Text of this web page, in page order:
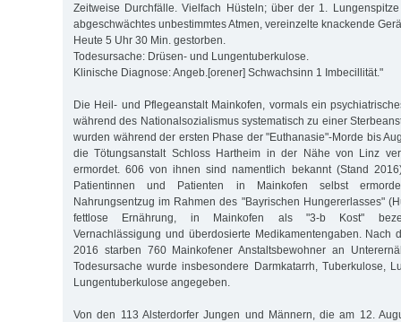
Zeitweise Durchfälle. Vielfach Hüsteln; über der 1.
abgeschwächtes unbestimmtes Atmen, vereinzelte knackende
Heute 5 Uhr 30 Min. gestorben.
Todesursache: Drüsen- und Lungentuberkulose.
Klinische Diagnose: Angeb.[orener] Schwachsinn 1 Imbecillität."
Die Heil- und Pflegeanstalt Mainkofen, vormals ein
während des Nationalsozialismus systematisch zu einer
wurden während der ersten Phase der "Euthanasie"-Morde bis
die Tötungsanstalt Schloss Hartheim in der Nähe von Linz
ermordet. 606 von ihnen sind namentlich bekannt (Stand
Patientinnen und Patienten in Mainkofen selbst
Nahrungsentzug im Rahmen des "Bayrischen Hungererlasses"
fettlose Ernährung, in Mainkofen als "3-b Kost"
Vernachlässigung und überdosierte Medikamentengaben. Nach
2016 starben 760 Mainkofener Anstaltsbewohner an
Todesursache wurde insbesondere Darmkatarrh, Tuberkulose,
Lungentuberkulose angegeben.
Von den 113 Alsterdorfer Jungen und Männern, die am 12.